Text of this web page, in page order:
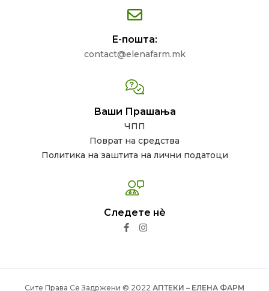
Е-пошта:
contact@elenafarm.mk
Ваши Прашања
ЧПП
Поврат на средства
Политика на заштита на лични податоци
Следете нѐ
Сите Права Се Задржени © 2022 АПТЕКИ – ЕЛЕНА ФАРМ